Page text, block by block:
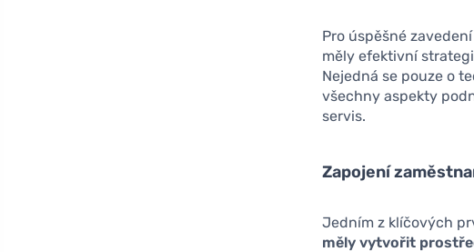
Pro úspěšné
měly efektivní
Nejedná se pouze o
všechny aspekty
servis.
Zapojení
Jedním z klíčových
měly vytvořit